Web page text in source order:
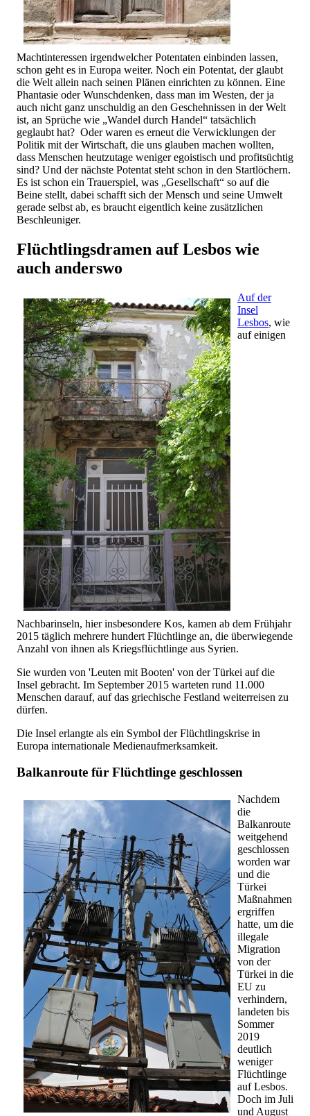
Machtinteressen irgendwelcher Potentaten einbinden lassen,
schon geht es in Europa weiter. Noch ein Potentat, der glaubt
die Welt allein nach seinen Plänen einrichten zu können. Eine
Phantasie oder Wunschdenken, dass man im Westen, der ja
auch nicht ganz unschuldig an den Geschehnissen in der Welt
ist, an Sprüche wie „Wandel durch Handel“ tatsächlich
geglaubt hat? Oder waren es erneut die Verwicklungen der
Politik mit der Wirtschaft, die uns glauben machen wollten,
dass Menschen heutzutage weniger egoistisch und profitsüchtig
sind? Und der nächste Potentat steht schon in den Startlöchern.
Es ist schon ein Trauerspiel, was „Gesellschaft“ so auf die
Beine stellt, dabei schafft sich der Mensch und seine Umwelt
gerade selbst ab, es braucht eigentlich keine zusätzlichen
Beschleuniger.
Flüchtlingsdramen auf Lesbos wie
auch anderswo
Auf der
Insel
Lesbos, wie
auf einigen
Nachbarinseln, hier insbesondere Kos, kamen ab dem Frühjahr
2015 täglich mehrere hundert Flüchtlinge an, die überwiegende
Anzahl von ihnen als Kriegsflüchtlinge aus Syrien.
Sie wurden von 'Leuten mit Booten' von der Türkei auf die
Insel gebracht. Im September 2015 warteten rund 11.000
Menschen darauf, auf das griechische Festland weiterreisen zu
dürfen.
Die Insel erlangte als ein Symbol der Flüchtlingskrise in
Europa internationale Medienaufmerksamkeit.
Balkanroute für Flüchtlinge geschlossen
Nachdem
die
Balkanroute
weitgehend
geschlossen
worden war
und die
Türkei
Maßnahmen
ergriffen
hatte, um die
illegale
Migration
von der
Türkei in die
EU zu
verhindern,
landeten bis
Sommer
2019
deutlich
weniger
Flüchtlinge
auf Lesbos.
Doch im Juli
und August